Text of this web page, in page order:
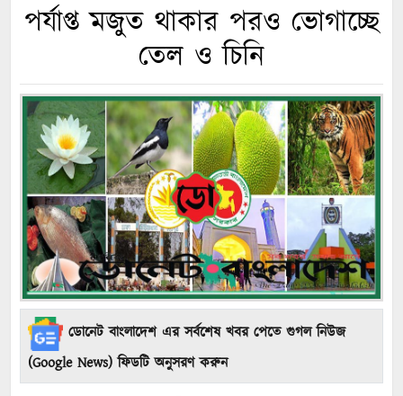
পর্যাপ্ত মজুত থাকার পরও ভোগাচ্ছে
তেল ও চিনি
ডোনেট বাংলাদেশ এর সর্বশেষ খবর পেতে গুগল নিউজ
(Google News) ফিডটি অনুসরণ করুন